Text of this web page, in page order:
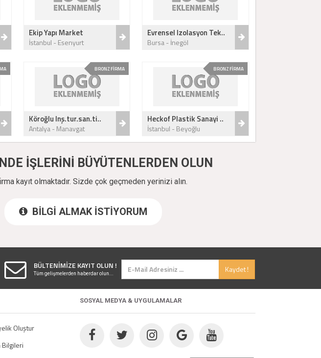
Ekip Yapı Market
İstanbul - Esenyurt
Evrensel Izolasyon Tek..
Bursa - İnegöl
BRONZ FİRMA
Köroğlu Inş.tur.san.ti..
Antalya - Manavgat
BRONZ FİRMA
Heckof Plastik Sanayi ..
İstanbul - Beyoğlu
İŞLERİNİ BÜYÜTENLERDEN OLUN
kayıt olmaktadır. Sizde çok geçmeden yerinizi alın.
BİLGİ ALMAK İSTİYORUM
BÜLTENİMİZE KAYIT OLUN ! Kaydet !
Tüm gelişmelerden haberdar olun...
SOSYAL MEDYA & UYGULAMALAR
Oluştur
Bilgileri